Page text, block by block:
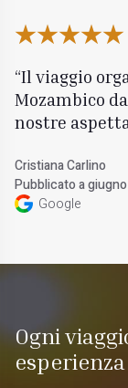
Il viaggio
Mozambico
nostre
Cristiana Carlino
Pubblicato a
Google
Ogni